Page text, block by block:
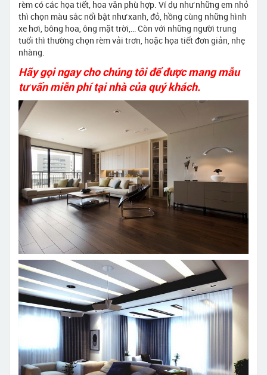
rèm có các họa tiết, hoa văn phù hợp. Ví dụ như những em nhỏ
thì chọn màu sắc nổi bật như xanh, đỏ, hồng cùng những hình
xe hơi, bông hoa, ông mặt trời,… Còn với những người trung
tuổi thì thường chọn rèm vải trơn, hoặc họa tiết đơn giản, nhẹ
nhàng.
Hãy gọi ngay cho chúng tôi để được mang mẫu
tư vấn miễn phí tại nhà của quý khách.